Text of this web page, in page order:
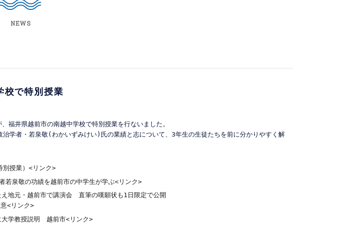
NEWS
校で特別授業
井県越前市の南越中学校で特別授業を行ないました。
治学者・若泉敬(わかいずみけい)氏の業績と志について、3年生の生徒たちを前に分かりやすく解
授業）<リンク>
若泉敬の功績を越前市の中学生が学ぶ<リンク>
地元・越前市で講演会　直筆の嘆願状も1日限定で公開
<リンク>
学教授説明　越前市<リンク>